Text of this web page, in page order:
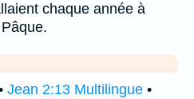
chaque année à
Jean 2:13 Multilingue •